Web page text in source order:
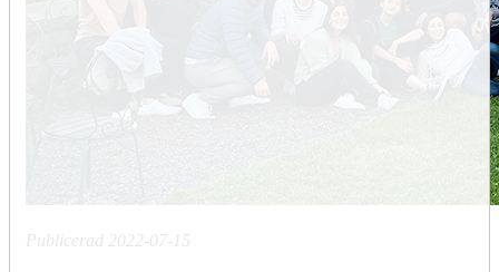
Publicerad 2022-07-15